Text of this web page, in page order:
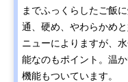
までふっくらしたご飯
通、硬め、やわらかめ
ニューによりますが、
能なのもポイント。温
機能もついています。